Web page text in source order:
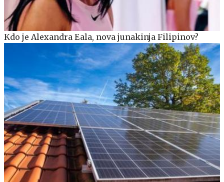
Kdo je Alexandra Eala, nova junakinja Filipinov?